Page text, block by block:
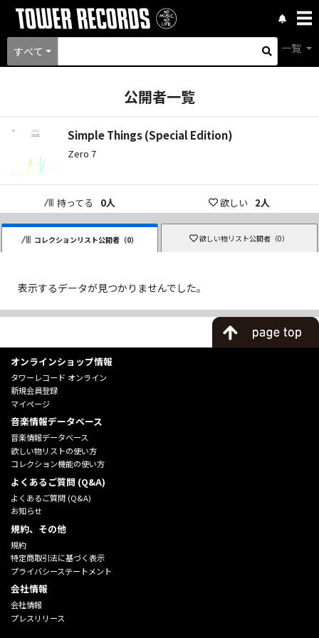
すべて 一覧
公開者一覧
Simple Things (Special Edition)
Zero 7
持ってる 0人 欲しい 2人
コレクションリスト公開者（0） 欲しい物リスト公開者（0）
表示するデータが見つかりませんでした。
オンラインショップ情報
タワーレコード オンライン
新規会員登録
マイページ
音楽情報データベース
音楽情報データベース
欲しい物リストの使い方
コレクション機能の使い方
よくあるご質問 (Q&A)
よくあるご質問 (Q&A)
お知らせ
規約、その他
規約
特定商取引法に基づく表示
プライバシーステートメント
会社情報
会社情報
プレスリリース